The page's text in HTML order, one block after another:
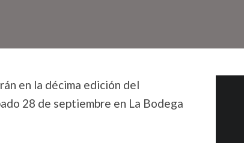
en la décima edición del
28 de septiembre en La Bodega